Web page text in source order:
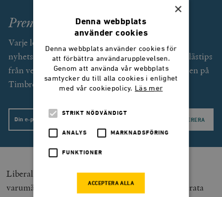
Prenumerera på Smedjan!
Varje lördag får du som prenumerant (gratis) ett
nyhetsbrev med exklusiv text av Svend Dahl och lästips
från veckan som gått. Dessutom unika erbjudanden på
Timbro förlags utgivning.
Email
Liberalkonservatism är en utmärkt
varumärkesdeklaration, som preciserar den moderata
×
Denna webbplats
använder cookies
Denna webbplats använder cookies för
att förbättra användarupplevelsen.
Genom att använda vår webbplats
samtycker du till alla cookies i enlighet
med vår cookiepolicy. Läs mer
STRIKT NÖDVÄNDIGT
ANALYS MARKNADSFÖRING
FUNKTIONER
ACCEPTERA ALLA